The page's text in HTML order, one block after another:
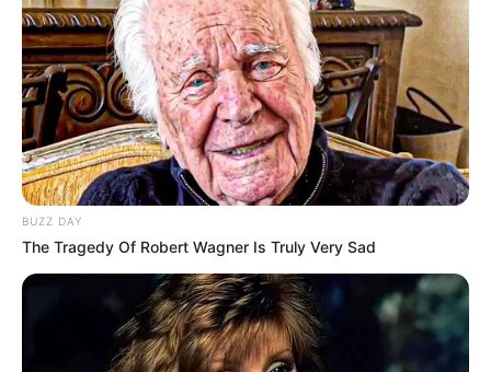
Kleinkindbecken und eine Saunalandschaft. Die
Wassertemperaturen liegen um die 30 °C. Im
Sommer kann außerdem die Liegewiese nebst
weiteren Sportangeboten genutzt werden.
Informationen unterwww.freizeitbad-die-insel.de.
Jod-Sole-Therme in Bad Bevensen - Beim das
ganze Jahr möglichen Baden im Heilwasser der
Jod-Sole-Therme stehen Ruhe, Entspannung und
Gesundheit im Vordergrund. Zu der Badelandschaft
mit seiner Wassertemperatur von 34 °C gehören
zwei Innenbecken, ein Außenbecken und ein
großzügiger Saunabereich. Informationen unterww
w.jod-sole-therme.eu.
BUZZ DAY
The Tragedy Of Robert Wagner Is Truly Very Sad